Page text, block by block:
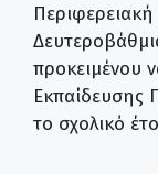
προκειμένου
Εκπαίδευσης
το σχολικό